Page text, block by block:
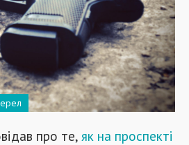
про те,як на проспекті